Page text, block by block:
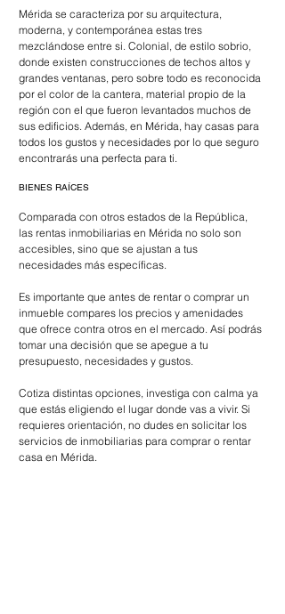
Mérida se caracteriza por su arquitectura,
moderna, y contemporánea estas tres
mezclándose entre si. Colonial, de estilo sobrio,
donde existen construcciones de techos altos y
grandes ventanas, pero sobre todo es reconocida
por el color de la cantera, material propio de la
región con el que fueron levantados muchos de
sus edificios. Además, en Mérida, hay casas para
todos los gustos y necesidades por lo que seguro
encontrarás una perfecta para ti.
BIENES RAÍCES
Comparada con otros estados de la República,
las rentas inmobiliarias en Mérida no solo son
accesibles, sino que se ajustan a tus
necesidades más específicas.
Es importante que antes de rentar o comprar un
inmueble compares los precios y amenidades
que ofrece contra otros en el mercado. Así podrás
tomar una decisión que se apegue a tu
presupuesto, necesidades y gustos.
Cotiza distintas opciones, investiga con calma ya
que estás eligiendo el lugar donde vas a vivir. Si
requieres orientación, no dudes en solicitar los
servicios de inmobiliarias para comprar o rentar
casa en Mérida.